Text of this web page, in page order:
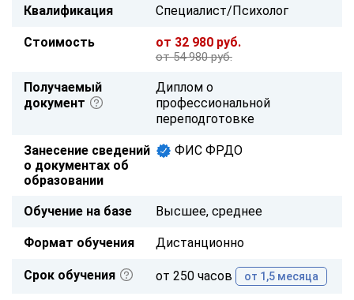
Квалификация Специалист/Психолог
Стоимость от 32 980 руб.
от 54 980 руб.
Получаемый
документ
Диплом о
профессиональной
переподготовке
Занесение сведений
о документах об
образовании
ФИС ФРДО
Обучение на базе Высшее, среднее
Формат обучения Дистанционно
Срок обучения от 250 часов от 1,5 месяца